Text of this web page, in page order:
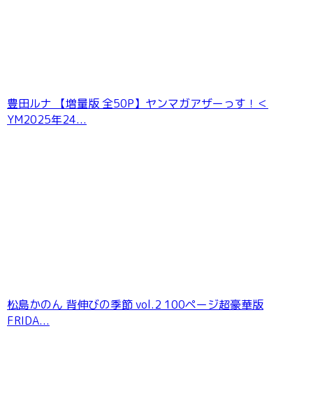
豊田ルナ 【増量版 全50P】ヤンマガアザーっす！＜
YM2025年24...
松島かのん 背伸びの季節 vol.2 100ページ超豪華版
FRIDA...